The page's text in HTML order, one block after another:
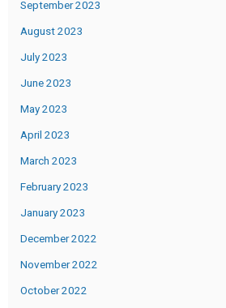
September 2023
August 2023
July 2023
June 2023
May 2023
April 2023
March 2023
February 2023
January 2023
December 2022
November 2022
October 2022